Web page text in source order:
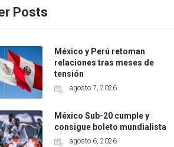
Posts
México y Perú retoman
relaciones tras meses de
tensión
agosto 7, 2026
México Sub-20 cumple y
consigue boleto mundialista
agosto 6, 2026